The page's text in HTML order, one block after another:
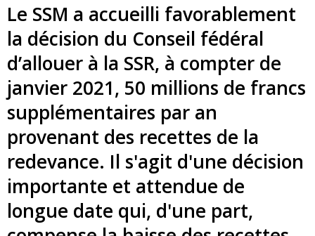
Le SSM a accueilli favorablement
la décision du Conseil fédéral
d’allouer à la SSR, à compter de
janvier 2021, 50 millions de francs
supplémentaires par an
provenant des recettes de la
redevance. Il s'agit d'une décision
importante et attendue de
longue date qui, d'une part,